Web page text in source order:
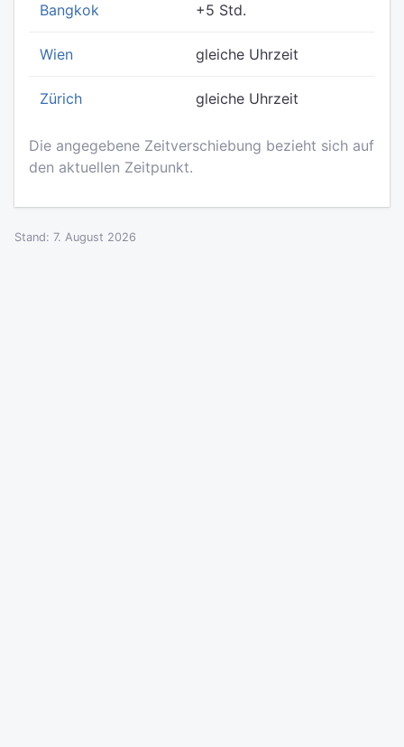
Bangkok +5 Std.
Wien gleiche Uhrzeit
Zürich gleiche Uhrzeit
Die angegebene Zeitverschiebung bezieht sich auf
den aktuellen Zeitpunkt.
Stand: 7. August 2026